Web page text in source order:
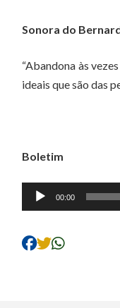
Sonora do
“Abandona às
ideais que são das
Boletim
Tocador
de
00:00